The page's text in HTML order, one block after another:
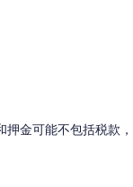
金可能不包括税款，